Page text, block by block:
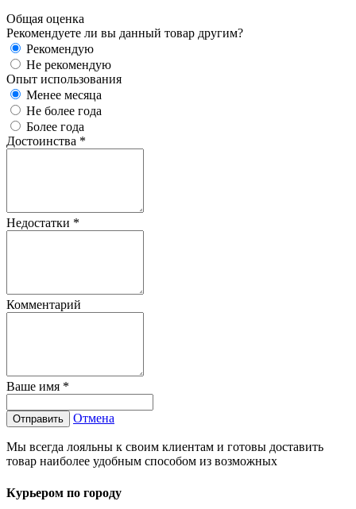
Общая оценка
Рекомендуете ли вы данный товар другим?
Рекомендую
Не рекомендую
Опыт использования
Менее месяца
Не более года
Более года
Достоинства *
Недостатки *
Комментарий
Ваше имя *
Отправить Отмена
Мы всегда лояльны к своим клиентам и готовы доставить
товар наиболее удобным способом из возможных
Курьером по городу